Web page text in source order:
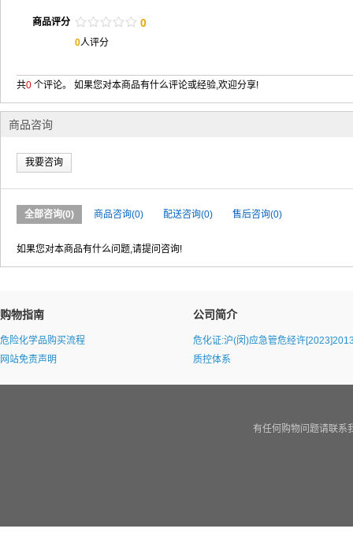
商品评分 / / / / /
. . . . . 0
0人评分
共0 个评论。 如果您对本商品有什么评论或经验,欢迎分享!
商品咨询
我要咨询
全部咨询(0) 商品咨询(0) 配送咨询(0) 售后咨询(0)
如果您对本商品有什么问题,请提问咨询!
购物指南
危险化学品购买流程
网站免责声明
公司简介
危化证:沪(闵)应急管危经许
质控体系
有任何购物问题请联系